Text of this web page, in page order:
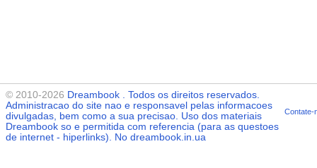
© 2010-2026 Dreambook . Todos os direitos reservados.
Administracao do site nao e responsavel pelas informacoes
divulgadas, bem como a sua precisao. Uso dos materiais
Dreambook so e permitida com referencia (para as questoes
de internet - hiperlinks). No dreambook.in.ua
Contate-